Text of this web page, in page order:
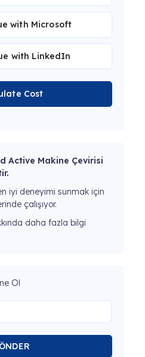
with Microsoft
with LinkedIn
Cost
Active Makine Çevirisi
iyi deneyimi sunmak için
çalışıyor.
daha fazla bilgi
Ol